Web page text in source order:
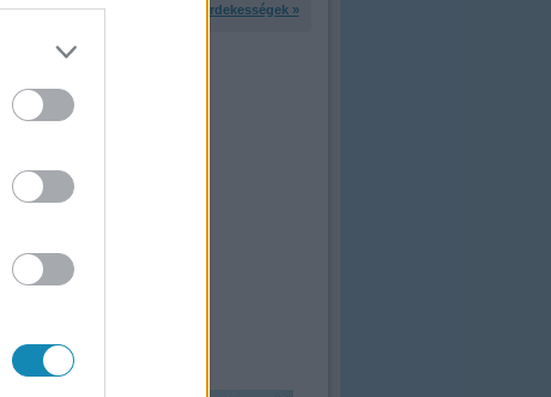
További érdekességek »